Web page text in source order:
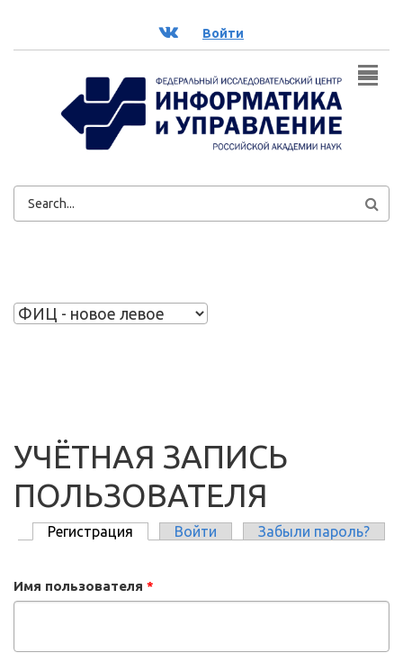
ВК Войти
ФОРМА
УЧЁТНАЯ ЗАПИСЬ
ПОЛЬЗОВАТЕЛЯ
Регистрация (активная вкладка)
Войти Забыли пароль?
Имя пользователя *